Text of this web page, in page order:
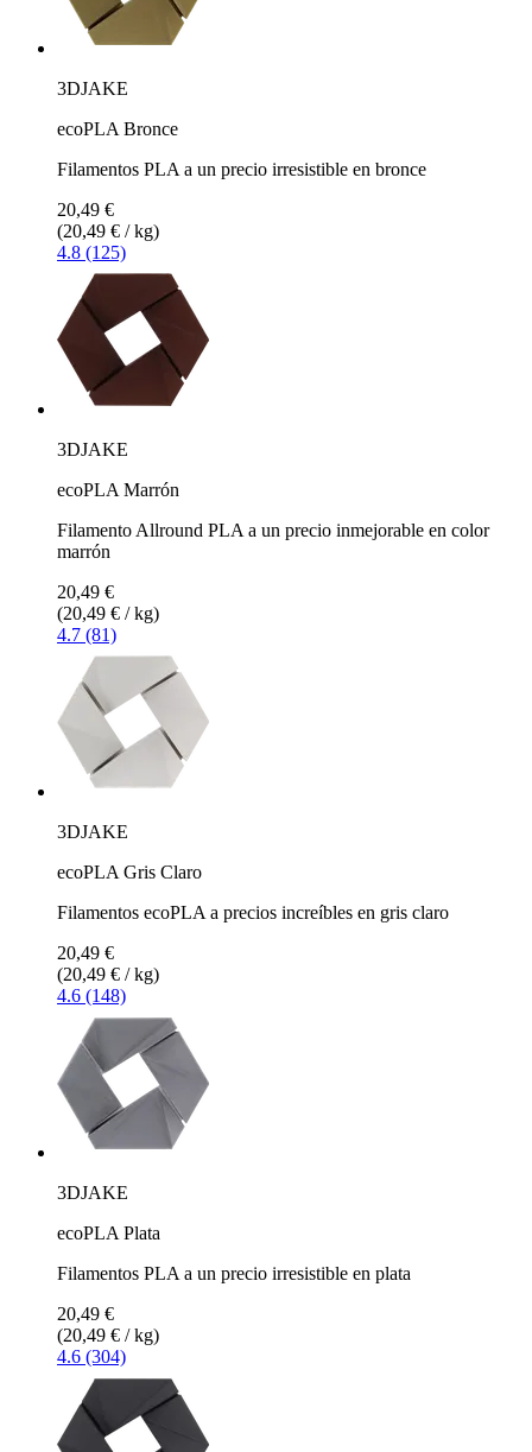
3DJAKE
ecoPLA Bronce
Filamentos PLA a un precio irresistible en bronce
20,49 €
(20,49 € / kg)
4.8 (125)
3DJAKE
ecoPLA Marrón
Filamento Allround PLA a un precio inmejorable en color
marrón
20,49 €
(20,49 € / kg)
4.7 (81)
3DJAKE
ecoPLA Gris Claro
Filamentos ecoPLA a precios increíbles en gris claro
20,49 €
(20,49 € / kg)
4.6 (148)
3DJAKE
ecoPLA Plata
Filamentos PLA a un precio irresistible en plata
20,49 €
(20,49 € / kg)
4.6 (304)